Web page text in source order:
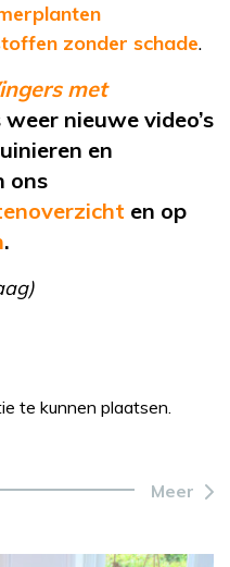
zonder schade.
met
nieuwe video’s
en
ons
en op
.
te kunnen plaatsen.
Meer